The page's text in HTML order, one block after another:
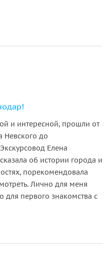
и интересной, прошли от
Невского до
Елена
об истории города и
порекомендовала
Лично для меня
первого знакомства с